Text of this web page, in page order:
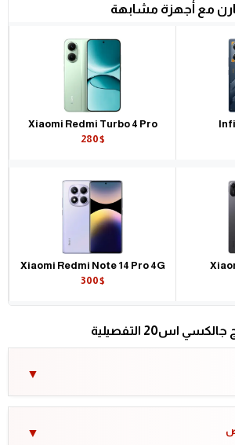
مع أجهزة مشابهة
Xiaomi Redmi Turbo 4 Pro
280$
Xiaomi Redmi Note 14 Pro 4G
300$
اس20 التفصيلية